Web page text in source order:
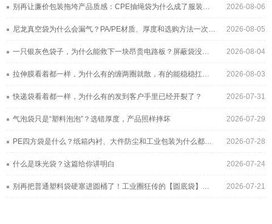
2026-08-06
别再让廉价包装拖垮产品质感：CPE抽绳袋为什么成了服装与3C品牌的新宠？
2026-08-05
尼龙真空袋为什么会漏气？PA/PE材质、厚度和选购方法一次讲清
2026-08-04
一只银灰色袋子，为什么能救下一块昂贵电路板？屏蔽袋没你想得那么简单
2026-08-03
拉伸膜看着都一样，为什么有的缠两圈就散，有的能稳稳扛过长途运输？
2026-07-31
快递袋看着都一样，为什么有的发到客户手里已经开裂了？
2026-07-29
气泡袋只是“塑料泡泡”？选错厚度，产品照样摔坏
2026-07-28
PE四方袋是什么？纸箱内衬、大件防尘和工业包装为什么都在用它
2026-07-24
什么是珠光袋？这篇给你讲明白
2026-07-21
别再把普通塑料袋硬塞进圆桶了！工业圈狂传的【圆底袋】，究竟凭什么帮工厂年省几十万？